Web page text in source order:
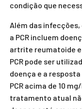
condição que
Além das
a PCR incluem
artrite reumatoide e
PCR pode ser
doença e a
PCR acima de 10
tratamento atual